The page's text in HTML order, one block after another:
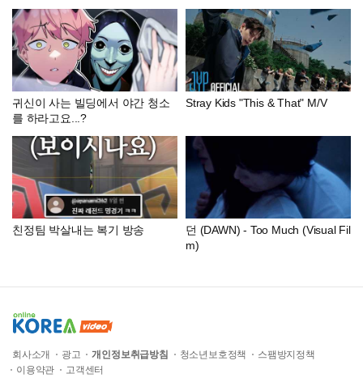
이지 - Day 13
귀신이 사는 빌딩에서 야간 청소
를 하라고요...?
Stray Kids "This & That" M/V
친정팀 박살내는 복기 방송
던 (DAWN) - Too Much (Visual Fil
m)
회사소개 광고 개인정보취급방침 청소년보호정책
스팸방지정책
이용약관
고객센터